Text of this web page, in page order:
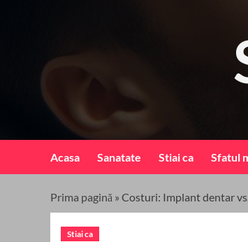
Acasa Sanatate Stiai ca Sfatul
Prima pagină » Costuri: Implant dentar
Stiai ca